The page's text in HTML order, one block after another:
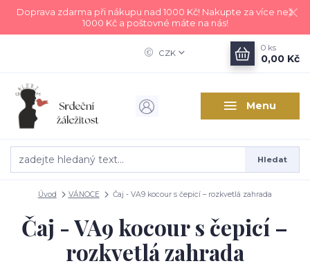
Doprava zdarma při nákupu nad 1000 Kč! Nakupte za více než
1000 Kč a poštovné máte na nás!
Menu
CZK
Hledat
0 ks
0,00 Kč
Úvod VÁNOCE Čaj - VA9 kocour s čepicí – rozkvetlá zahrada
Čaj - VA9 kocour s čepicí –
rozkvetlá zahrada